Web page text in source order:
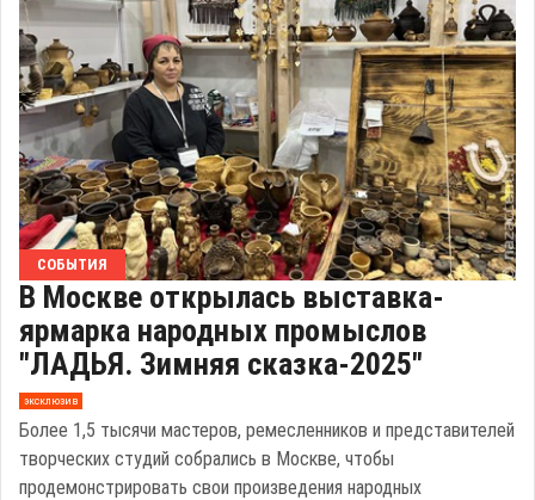
СОБЫТИЯ
В Москве открылась выставка-
ярмарка народных промыслов
"ЛАДЬЯ. Зимняя сказка-2025"
эксклюзив
Более 1,5 тысячи мастеров, ремесленников и представителей
творческих студий собрались в Москве, чтобы
продемонстрировать свои произведения народных